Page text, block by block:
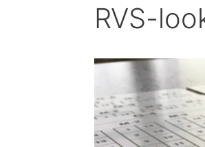
RVS-